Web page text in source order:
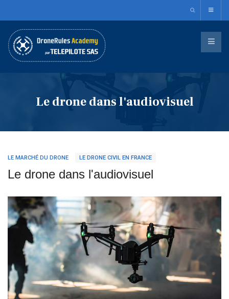
Le drone dans l'audiovisuel
LE MARCHÉ DU DRONE LE DRONE CIVIL EN FRANCE
Le drone dans l'audiovisuel